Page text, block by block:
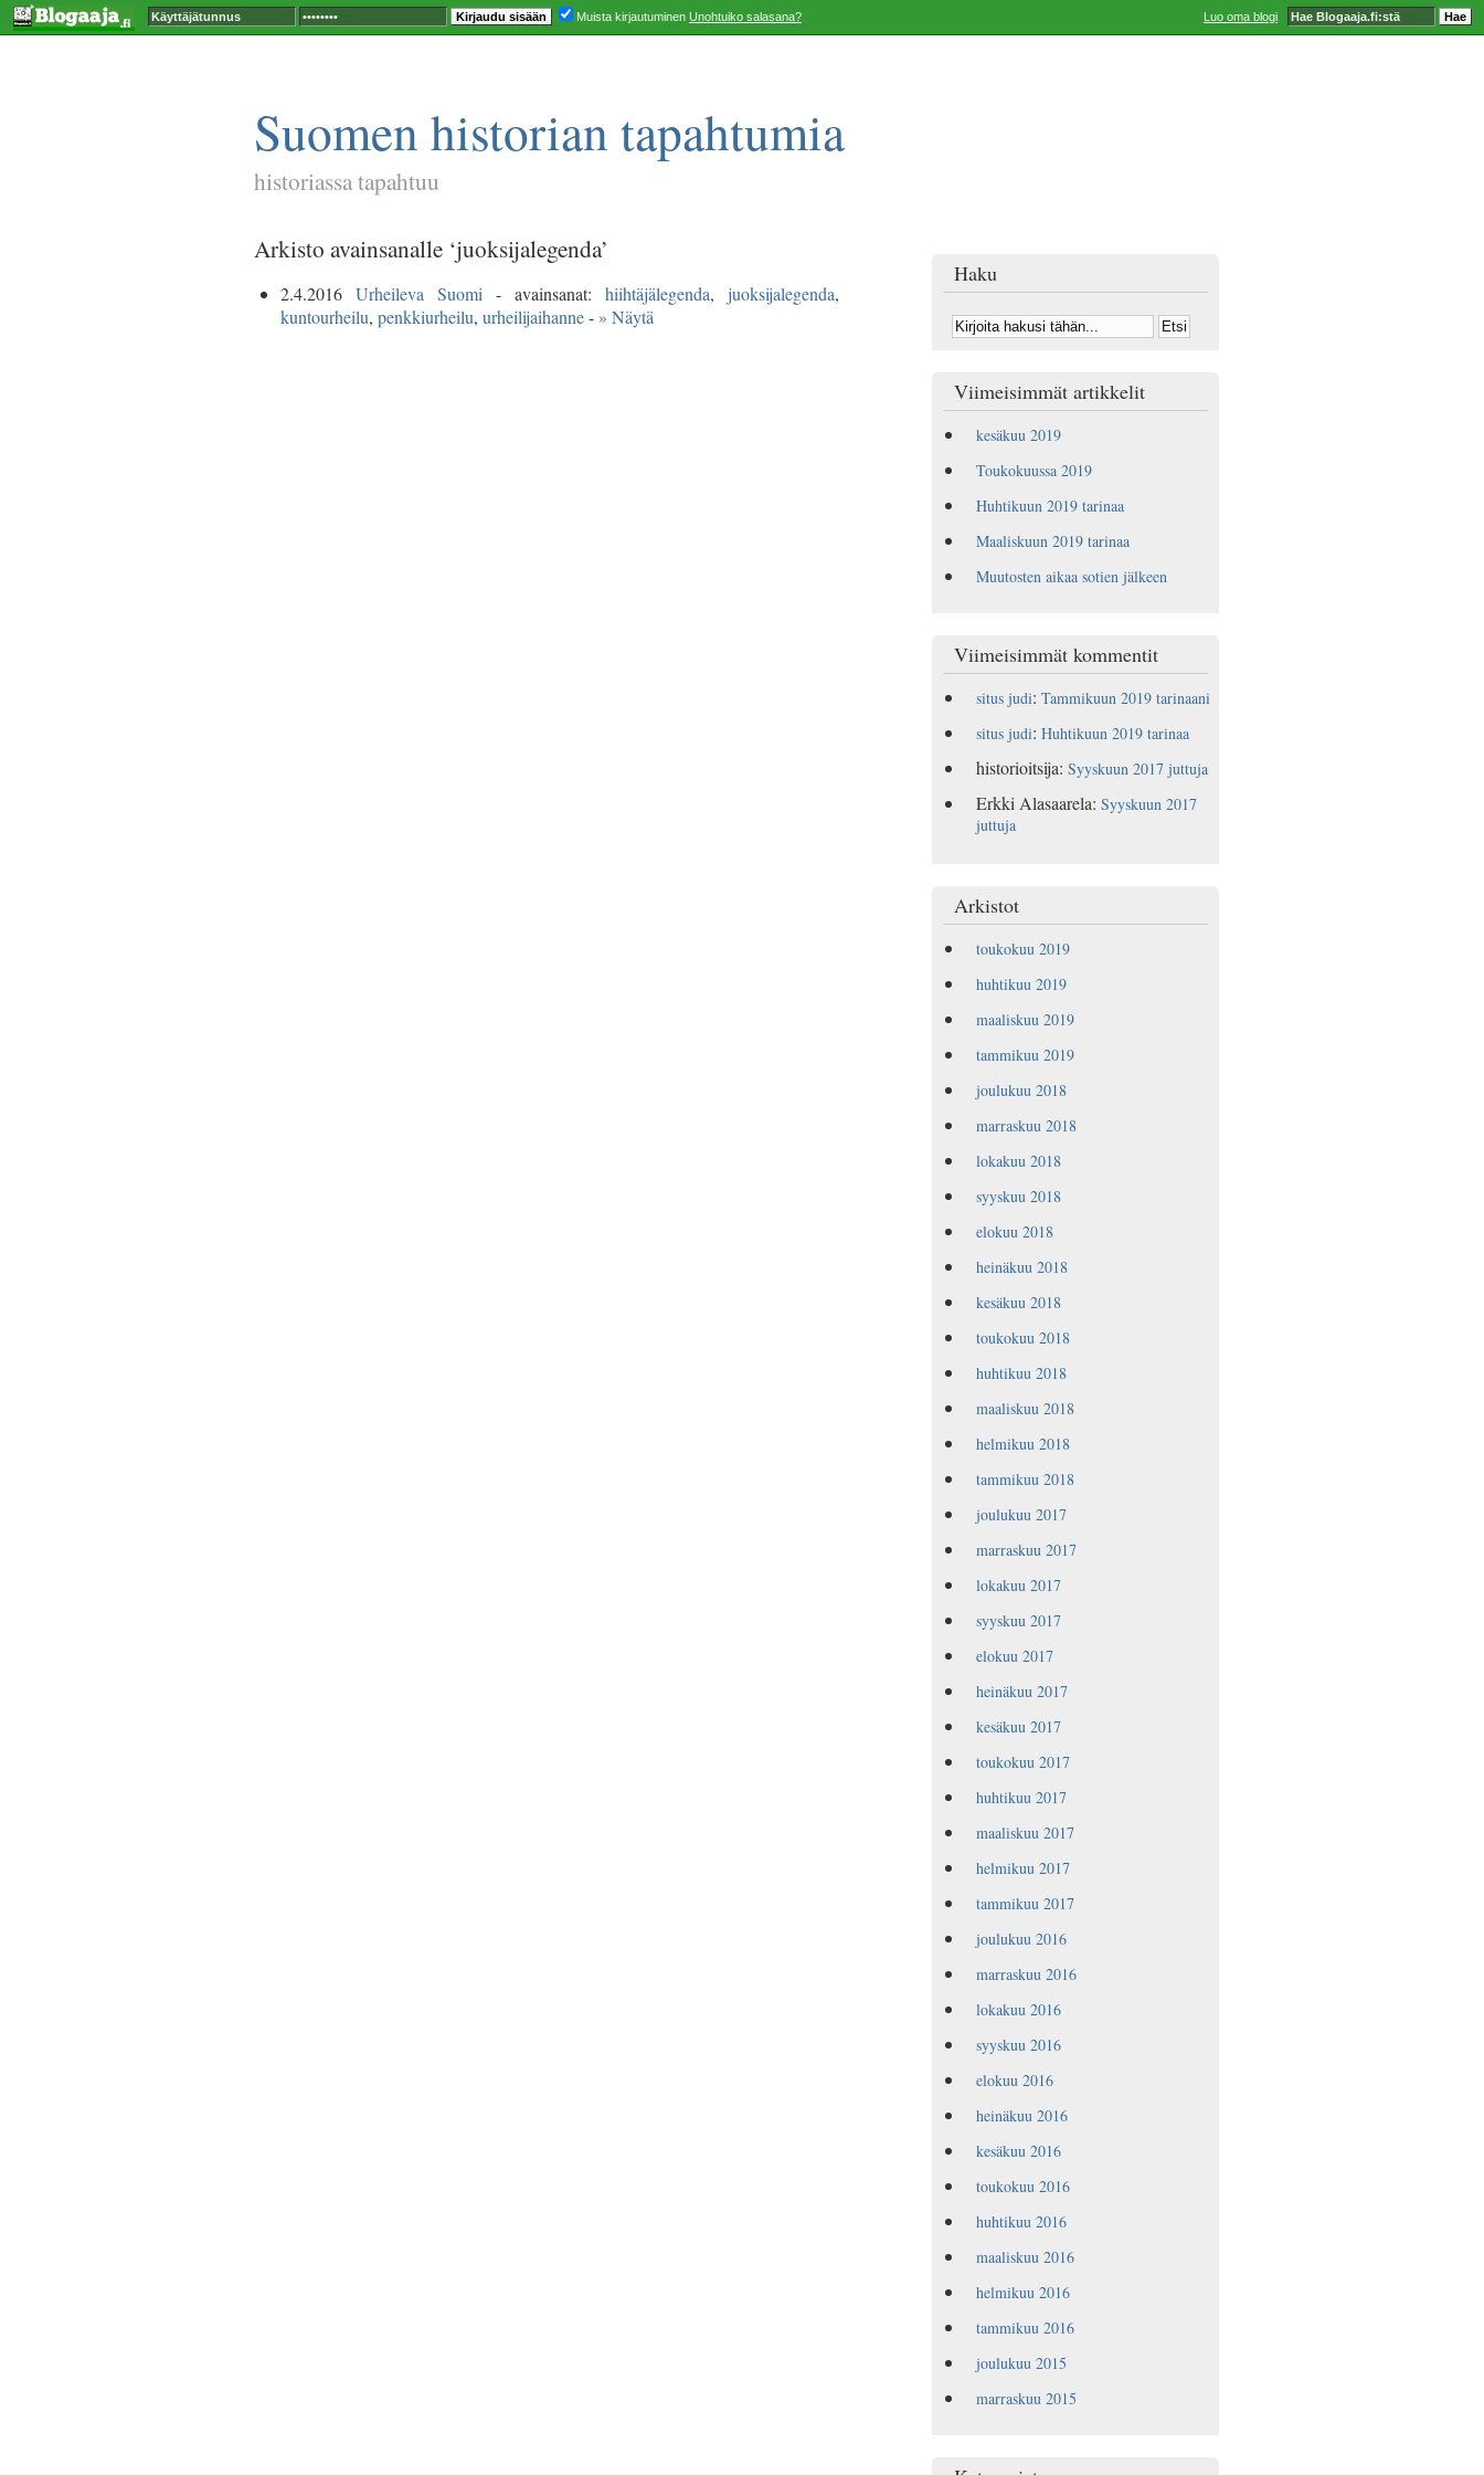
Suomen historian tapahtumia
historiassa tapahtuu
Arkisto avainsanalle ‘juoksijalegenda’
2.4.2016 Urheileva Suomi - avainsanat: hiihtäjälegenda, juoksijalegenda,
kuntourheilu, penkkiurheilu, urheilijaihanne- » Näytä
Haku
Viimeisimmät artikkelit
kesäkuu 2019
Toukokuussa 2019
Huhtikuun 2019 tarinaa
Maaliskuun 2019 tarinaa
Muutosten aikaa sotien jälkeen
Viimeisimmät kommentit
situs judi: Tammikuun 2019 tarinaani
situs judi: Huhtikuun 2019 tarinaa
historioitsija: Syyskuun 2017 juttuja
Erkki Alasaarela: Syyskuun 2017
juttuja
Arkistot
toukokuu 2019
huhtikuu 2019
maaliskuu 2019
tammikuu 2019
joulukuu 2018
marraskuu 2018
lokakuu 2018
syyskuu 2018
elokuu 2018
heinäkuu 2018
kesäkuu 2018
toukokuu 2018
huhtikuu 2018
maaliskuu 2018
helmikuu 2018
tammikuu 2018
joulukuu 2017
marraskuu 2017
lokakuu 2017
syyskuu 2017
elokuu 2017
heinäkuu 2017
kesäkuu 2017
toukokuu 2017
huhtikuu 2017
maaliskuu 2017
helmikuu 2017
tammikuu 2017
joulukuu 2016
marraskuu 2016
lokakuu 2016
syyskuu 2016
elokuu 2016
heinäkuu 2016
kesäkuu 2016
toukokuu 2016
huhtikuu 2016
maaliskuu 2016
helmikuu 2016
tammikuu 2016
joulukuu 2015
marraskuu 2015
Muista kirjautuminen Unohtuiko salasana? Luo oma blogi